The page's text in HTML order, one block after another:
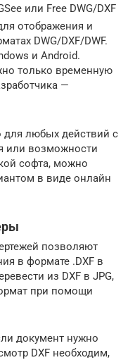
или Free DWG/DXF
отображения и
DWG/DXF/DWF.
и Android.
только временную
—
для любых действий с
или возможности
софта, можно
в виде онлайн
позволяют
в формате .DXF в
из DXF в JPG,
при помощи
документ нужно
DXF необходим,